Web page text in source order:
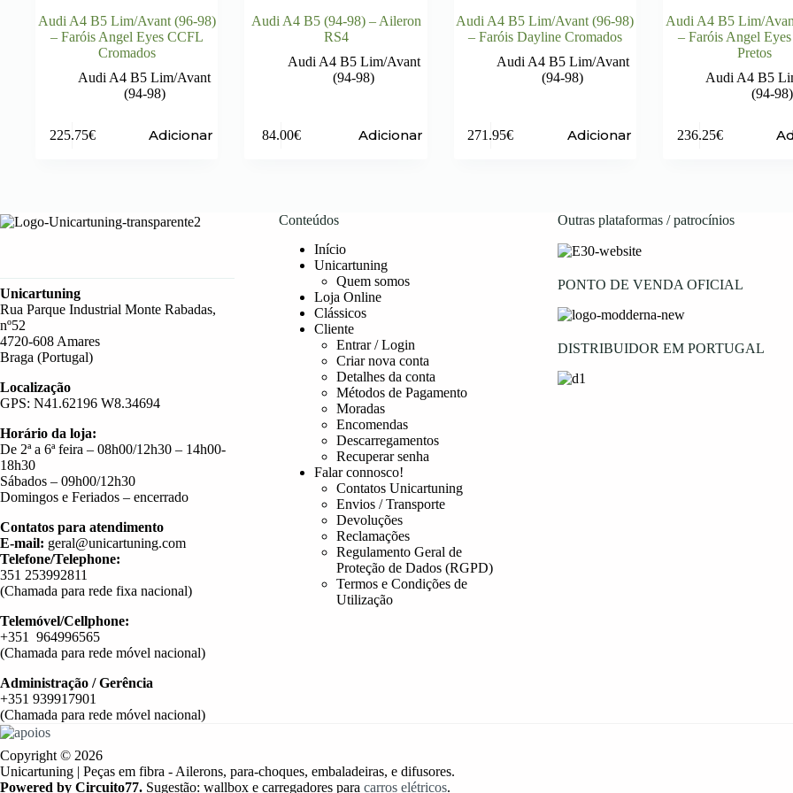
Audi A4 B5 Lim/Avant (96-98)
– Faróis Angel Eyes CCFL
Cromados
Audi A4 B5 Lim/Avant
(94-98)
225.75€ Adicionar
Audi A4 B5 (94-98) – Aileron
RS4
Audi A4 B5 Lim/Avant
(94-98)
84.00€ Adicionar
Audi A4 B5 Lim/Avant (96-98)
– Faróis Dayline Cromados
Audi A4 B5 Lim/Avant
(94-98)
271.95€ Adicionar
Audi A4 B5 Lim/
– Faróis Angel
Pretos
Audi A4 B5
(94-98)
236.25€
Unicartuning
Rua Parque Industrial Monte Rabadas,
nº52
4720-608 Amares
Braga (Portugal)
Localização
GPS: N41.62196 W8.34694
Horário da loja:
De 2ª a 6ª feira – 08h00/12h30 – 14h00-
18h30
Sábados – 09h00/12h30
Domingos e Feriados – encerrado
Contatos para atendimento
E-mail: geral@unicartuning.com
Telefone/Telephone:
351 253992811
(Chamada para rede fixa nacional)
Telemóvel/Cellphone:
+351 964996565
(Chamada para rede móvel nacional)
Administração / Gerência
+351 939917901
(Chamada para rede móvel nacional)
Conteúdos
Início
Unicartuning
Quem somos
Loja Online
Clássicos
Cliente
Entrar / Login
Criar nova conta
Detalhes da conta
Métodos de Pagamento
Moradas
Encomendas
Descarregamentos
Recuperar senha
Falar connosco!
Contatos Unicartuning
Envios / Transporte
Devoluções
Reclamações
Regulamento Geral de
Proteção de Dados (RGPD)
Termos e Condições de
Utilização
Outras plataformas / patrocínios
PONTO DE VENDA OFICIAL
DISTRIBUIDOR EM PORTUGAL
Copyright © 2026
Unicartuning | Peças em fibra - Ailerons, para-choques, embaladeiras, e difusores.
Powered by Circuito77. Sugestão: wallbox e carregadores para carros elétricos.